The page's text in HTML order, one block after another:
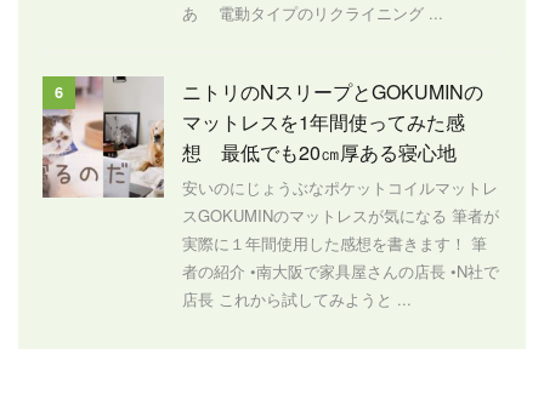
あ 電動タイプのリクライニング ...
6
ニトリのNスリープとGOKUMINの
マットレスを1年間使ってみた感
想 最低でも20㎝厚ある寝心地
安いのにじょうぶなポケットコイルマットレ
スGOKUMINのマットレスが気になる 筆者が
実際に１年間使用した感想を書きます！ 筆
者の紹介 •南大阪で家具屋さんの店長 •N社で
店長 これから試してみようと ...